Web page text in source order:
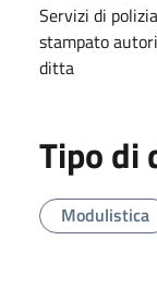
Servizi di
stampato
ditta
Tipo di
Modulistica